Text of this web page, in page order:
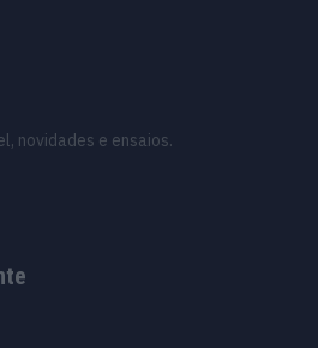
novidades e ensaios.